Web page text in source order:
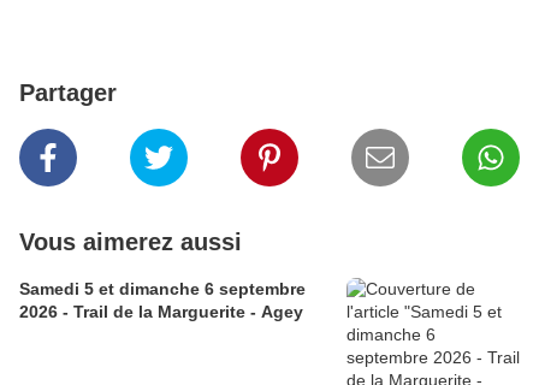
Partager
Vous aimerez aussi
Samedi 5 et dimanche 6 septembre
2026 - Trail de la Marguerite - Agey